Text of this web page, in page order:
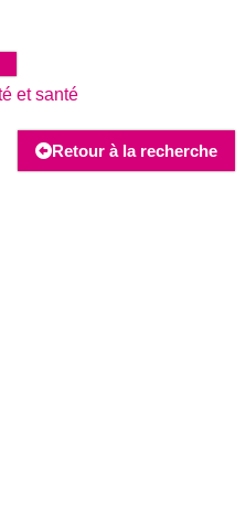
et santé
Retour à la recherche